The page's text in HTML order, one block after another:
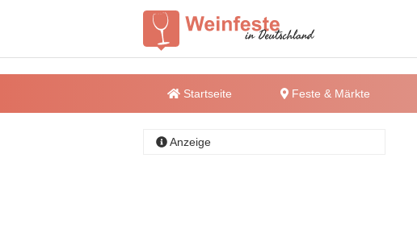
Startseite Feste & Märkte
Anzeige